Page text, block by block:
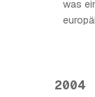
was
2004